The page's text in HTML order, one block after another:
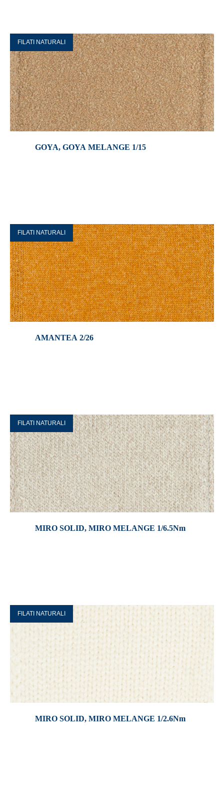
FILATI NATURALI
GOYA, GOYA MELANGE 1/15
FILATI NATURALI
AMANTEA 2/26
FILATI NATURALI
MIRO SOLID, MIRO MELANGE 1/6.5Nm
FILATI NATURALI
MIRO SOLID, MIRO MELANGE 1/2.6Nm